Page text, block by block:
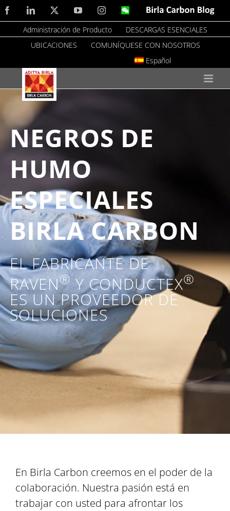
Skip
to
content
FacebookLinkedIn YouTubeInstagramWeChatBirla
Blog
Administración de Producto
DESCARGAS ESENCIALES
UBICACIONES
COMUNÍQUESE CON NOSOTROS
Español
NEGROS DE
HUMO
ESPECIALES
BIRLA CARBON
EL FABRICANTE DE
RAVEN® Y CONDUCTEX®
ES UN PROVEEDOR DE
SOLUCIONES
En Birla Carbon creemos en el poder de la
colaboración. Nuestra pasión está en
trabajar con usted para afrontar los